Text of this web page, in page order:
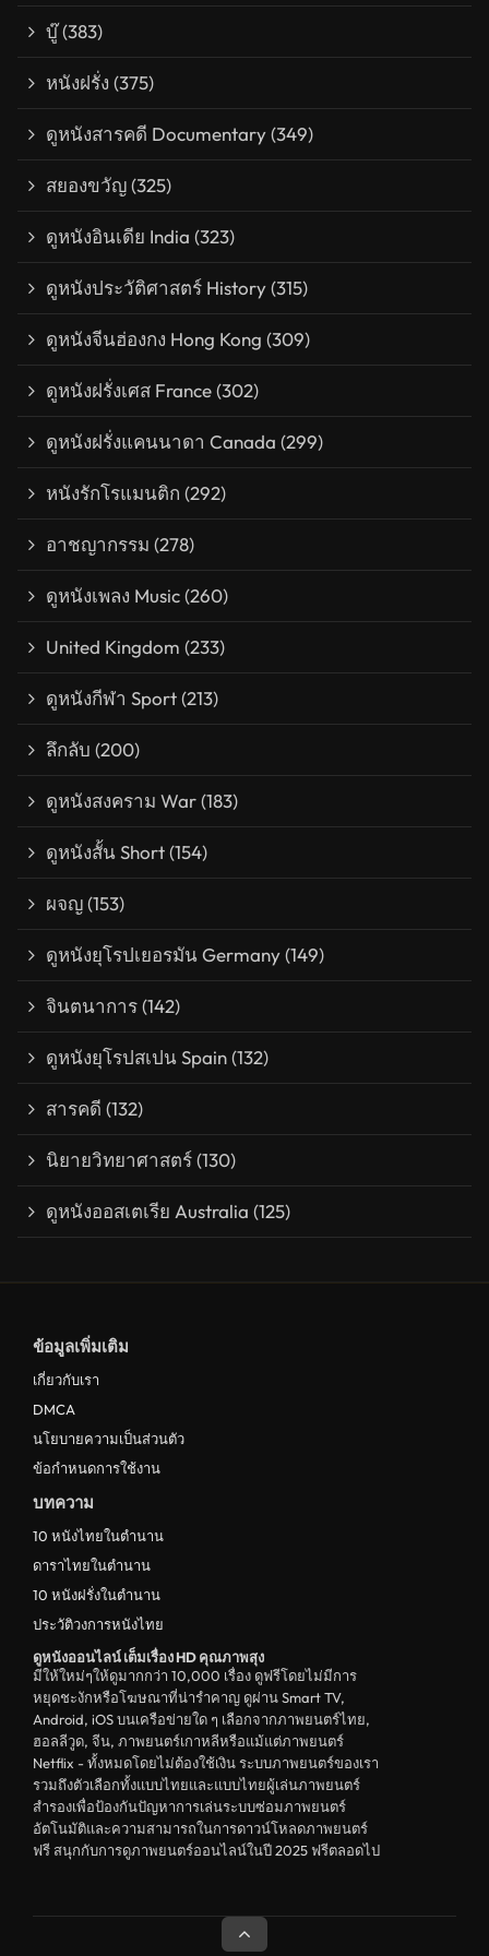
บู๊(383)
หนังฝรั่ง (375)
ดูหนังสารคดี Documentary(349)
สยองขวัญ(325)
ดูหนังอินเดีย India (323)
ดูหนังประวัติศาสตร์ History(315)
ดูหนังจีนฮ่องกง Hong Kong (309)
ดูหนังฝรั่งเศส France(302)
ดูหนังฝรั่งแคนนาดา Canada (299)
หนังรักโรแมนติก (292)
อาชญากรรม (278)
ดูหนังเพลง Music(260)
United Kingdom (233)
ดูหนังกีฬา Sport(213)
ลึกลับ (200)
ดูหนังสงคราม War(183)
ดูหนังสั้น Short(154)
ผจญ(153)
ดูหนังยุโรปเยอรมัน Germany(149)
จินตนาการ(142)
ดูหนังยุโรปสเปน Spain(132)
สารคดี (132)
นิยายวิทยาศาสตร์(130)
ดูหนังออสเตเรีย Australia (125)
ข้อมูลเพิ่มเติม
เกี่ยวกับเรา
DMCA
นโยบายความเป็นส่วนตัว
ข้อกำหนดการใช้งาน
บทความ
10 หนังไทยในตำนาน
ดาราไทยในตำนาน
10 หนังฝรั่งในตำนาน
ประวัติวงการหนังไทย
ดูหนังออนไลน์ เต็มเรื่อง HD คุณภาพสุง
มีให้ใหม่ๆให้ดูมากกว่า 10,000 เรื่อง ดูฟรีโดยไม่มีการ
หยุดชะงักหรือโฆษณาที่น่ารำคาญ ดูผ่าน Smart TV,
Android, iOS บนเครือข่ายใด ๆ เลือกจากภาพยนตร์ไทย,
ฮอลลีวูด, จีน, ภาพยนตร์เกาหลีหรือแม้แต่ภาพยนตร์
Netflix - ทั้งหมดโดยไม่ต้องใช้เงิน ระบบภาพยนตร์ของเรา
รวมถึงตัวเลือกทั้งแบบไทยและแบบไทยผู้เล่นภาพยนตร์
สำรองเพื่อป้องกันปัญหาการเล่นระบบซ่อมภาพยนตร์
อัตโนมัติและความสามารถในการดาวน์โหลดภาพยนตร์
ฟรี สนุกกับการดูภาพยนตร์ออนไลน์ในปี 2025 ฟรีตลอดไป